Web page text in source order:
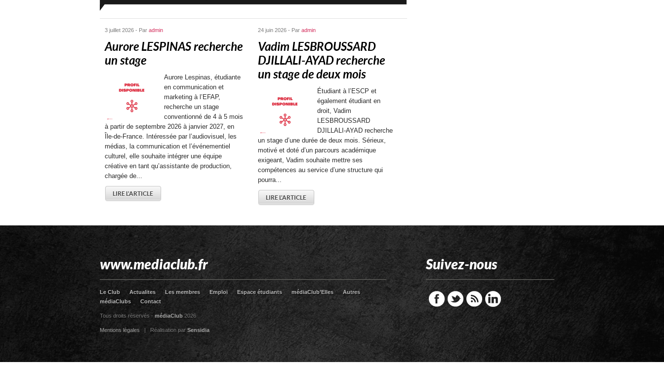
3 juillet 2026 - Par admin
Aurore LESPINAS recherche
un stage
Aurore Lespinas, étudiante
en communication et
marketing à l’EFAP,
recherche un stage
conventionné de 4 à 5 mois
à partir de septembre 2026 à janvier 2027, en
Île-de-France. Intéressée par l’audiovisuel, les
médias, la communication et l’événementiel
culturel, elle souhaite intégrer une équipe
créative en tant qu’assistante de production,
chargée de...
LIRE L'ARTICLE
24 juin 2026 - Par admin
Vadim LESBROUSSARD
DJILLALI-AYAD recherche
un stage de deux mois
Étudiant à l’ESCP et
également étudiant en
droit, Vadim
LESBROUSSARD
DJILLALI-AYAD recherche
un stage d’une durée de deux mois. Sérieux,
motivé et doté d’un parcours académique
exigeant, Vadim souhaite mettre ses
compétences au service d’une structure qui
pourra...
LIRE L'ARTICLE
www.mediaclub.fr
Le Club Actualites Les membres Emploi Espace étudiants médiaClub’Elles
Autres
médiaClubs
Contact
Tous droits réservés - médiaClub 2026
Mentions légales | Réalisation par Sensidia
Suivez-nous
FacebookTwitter RSS LinkedIn